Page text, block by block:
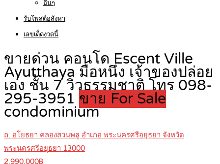
อื่นๆ
รับโพสต์อสังหา
เลขเด็ดงวดนี้
ขายด่วน คอนโด Escent Ville
Ayutthaya มือหนึ่ง เจ้าของปล่อย
เอง ชั้น 7 วิวธรรมชาติ โทร 098-
295-3951 ขาย For Sale
condominium
ถ. อโยธยา คลองสวนพลู อำเภอ พระนครศรีอยุธยา จังหวัด
พระนครศรีอยุธยา 13000
2,990,000฿